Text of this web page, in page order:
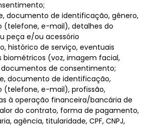
documento de identificação, gênero,
(telefone, e-mail), detalhes do
peça e/ou acessório
histórico de serviço, eventuais
biométricos (voz, imagem facial,
de consentimento;
documento de identificação,
(telefone, e-mail), profissão,
à operação financeira/bancária de
do contrato, forma de pagamento,
agência, titularidade, CPF, CNPJ,